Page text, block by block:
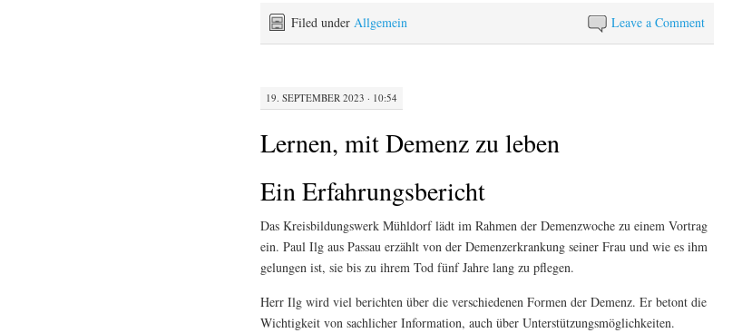
Leave a Comment
Filed under Allgemein
19. SEPTEMBER 2023 · 10:54
Lernen, mit Demenz zu leben
Ein Erfahrungsbericht
Das Kreisbildungswerk Mühldorf lädt im Rahmen der Demenzwoche zu einem Vortrag
ein. Paul Ilg aus Passau erzählt von der Demenzerkrankung seiner Frau und wie es ihm
gelungen ist, sie bis zu ihrem Tod fünf Jahre lang zu pflegen.
Herr Ilg wird viel berichten über die verschiedenen Formen der Demenz. Er betont die
Wichtigkeit von sachlicher Information, auch über Unterstützungsmöglichkeiten.